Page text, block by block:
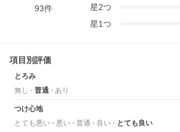
93件
星2つ
星1つ
項目別評価
とろみ
無し
普通 あり
つけ心地
とても悪い
悪い 普通 良い とても良い